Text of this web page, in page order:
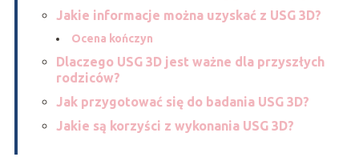
Jakie informacje można uzyskać z USG 3D?
Ocena kończyn
Dlaczego USG 3D jest ważne dla przyszłych
rodziców?
Jak przygotować się do badania USG 3D?
Jakie są korzyści z wykonania USG 3D?